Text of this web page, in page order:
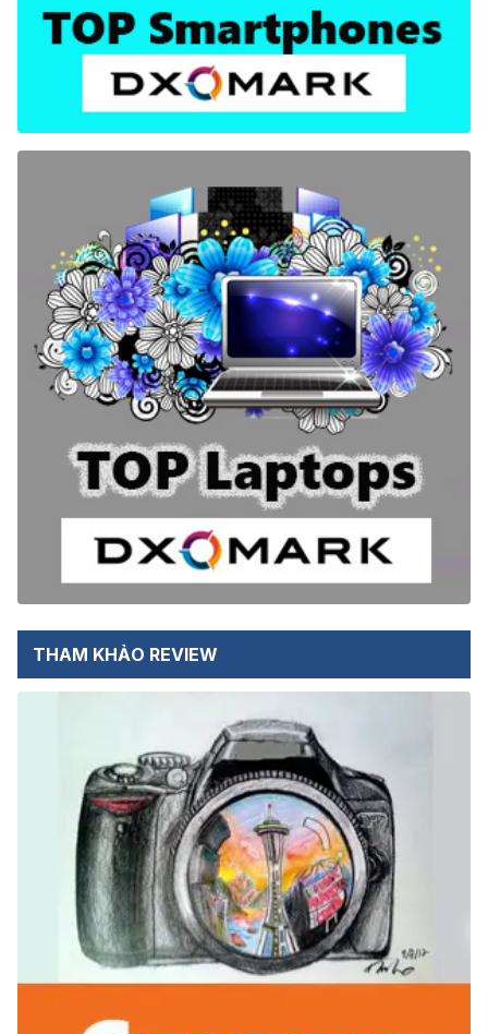
THAM KHẢO REVIEW